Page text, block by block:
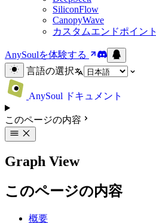
SiliconFlow
CanopyWave
カスタムエンドポイント
AnySoulを体験する
言語の選択
AnySoul ドキュメント
このページの内容
Graph View
このページの内容
概要